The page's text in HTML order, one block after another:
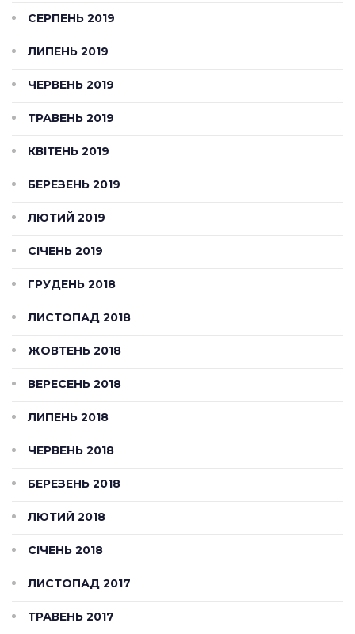
СЕРПЕНЬ 2019
ЛИПЕНЬ 2019
ЧЕРВЕНЬ 2019
ТРАВЕНЬ 2019
КВІТЕНЬ 2019
БЕРЕЗЕНЬ 2019
ЛЮТИЙ 2019
СІЧЕНЬ 2019
ГРУДЕНЬ 2018
ЛИСТОПАД 2018
ЖОВТЕНЬ 2018
ВЕРЕСЕНЬ 2018
ЛИПЕНЬ 2018
ЧЕРВЕНЬ 2018
БЕРЕЗЕНЬ 2018
ЛЮТИЙ 2018
СІЧЕНЬ 2018
ЛИСТОПАД 2017
ТРАВЕНЬ 2017